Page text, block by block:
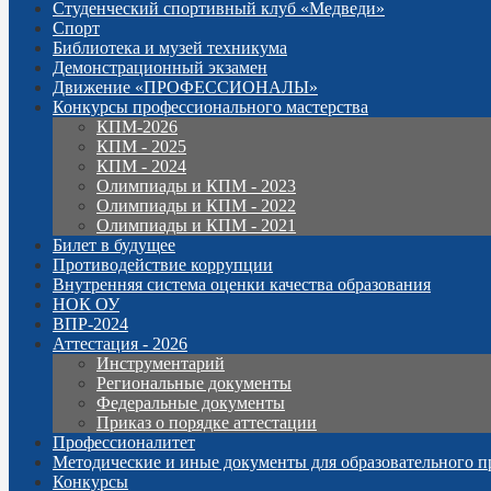
Студенческий спортивный клуб «Медведи»
Спорт
Библиотека и музей техникума
Демонстрационный экзамен
Движение «ПРОФЕССИОНАЛЫ»
Конкурсы профессионального мастерства
КПМ-2026
КПМ - 2025
КПМ - 2024
Олимпиады и КПМ - 2023
Олимпиады и КПМ - 2022
Олимпиады и КПМ - 2021
Билет в будущее
Противодействие коррупции
Внутренняя система оценки качества образования
НОК ОУ
ВПР-2024
Аттестация - 2026
Инструментарий
Региональные документы
Федеральные документы
Приказ о порядке аттестации
Профессионалитет
Методические и иные документы для образовательного
Конкурсы